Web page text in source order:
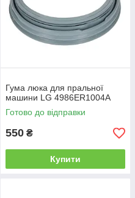
Гума люка для пральної
машини LG 4986ER1004A
Готово до відправки
550 ₴
Купити